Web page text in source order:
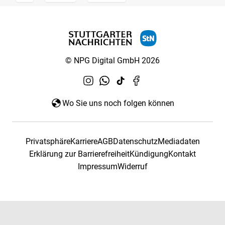
© NPG Digital GmbH 2026
Wo Sie uns noch folgen können
PrivatsphäreKarriereAGBDatenschutzMediadaten
Erklärung zur BarrierefreiheitKündigungKontakt
ImpressumWiderruf